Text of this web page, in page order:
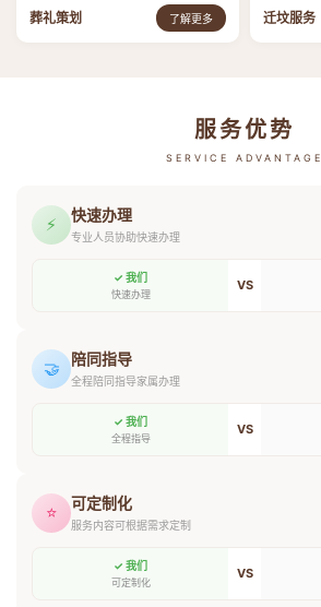
葬礼策划 了解更多 迁坟服务
服务优势
SERVICE ADVANTAGE
⚡ 快速办理
专业人员协助快速办理
✓ 我们
快速办理
VS
🤝 陪同指导
全程陪同指导家属办理
✓ 我们
全程指导
VS
⭐ 可定制化
服务内容可根据需求定制
✓ 我们
可定制化
VS